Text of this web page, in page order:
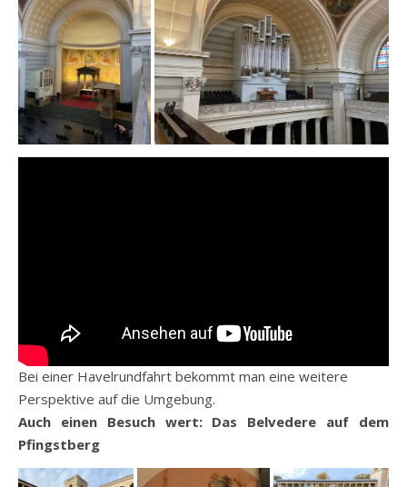
Bei einer Havelrundfahrt bekommt man eine weitere
Perspektive auf die Umgebung.
Auch einen Besuch wert: Das Belvedere auf dem
Pfingstberg